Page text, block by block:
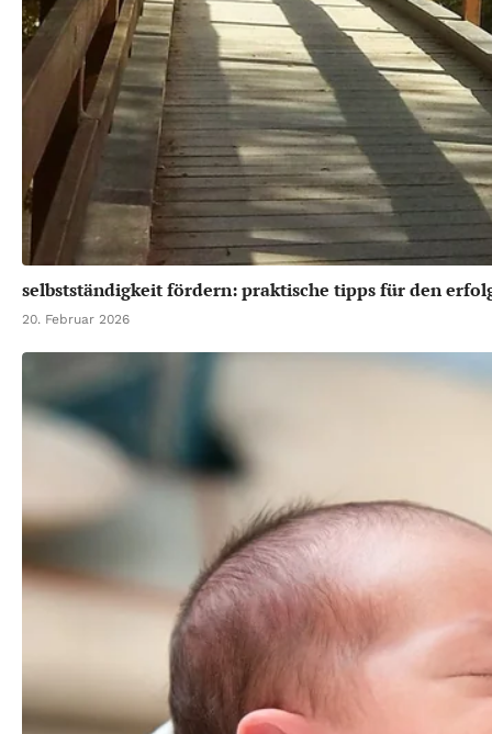
selbstständigkeit fördern: praktische tipps für den
20. Februar 2026